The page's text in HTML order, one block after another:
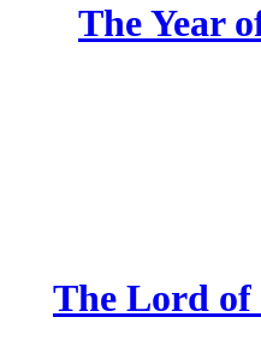
The Year
The Lord of